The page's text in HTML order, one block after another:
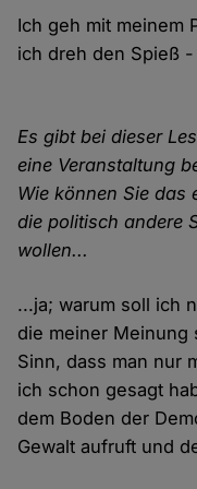
Ich geh mit meinem
ich dreh den Spieß
Es gibt bei dieser
eine Veranstaltung
Wie können Sie das
die politisch andere
wollen...
...ja; warum soll ich
die meiner Meinung
Sinn, dass man nur
ich schon gesagt
dem Boden der
Gewalt aufruft und